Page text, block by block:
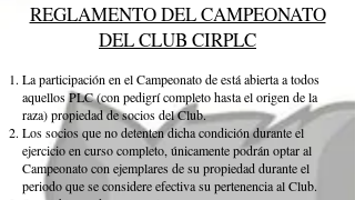
REGLAMENTO DEL CAMPEONATO
DEL CLUB CIRPLC
La participación en el Campeonato de está abierta a todos
aquellos PLC (con pedigrí completo hasta el origen de la
raza) propiedad de socios del Club.
Los socios que no detenten dicha condición durante el
ejercicio en curso completo, únicamente podrán optar al
Campeonato con ejemplares de su propiedad durante el
periodo que se considere efectiva su pertenencia al Club.